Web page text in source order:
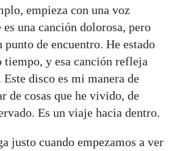
empieza con una voz
una canción dolorosa, pero
punto de encuentro. He estado
tiempo, y esa canción refleja
Este disco es mi manera de
de cosas que he vivido, de
Es un viaje hacia dentro.
justo cuando empezamos a ver